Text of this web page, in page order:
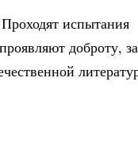
испытания
доброту,